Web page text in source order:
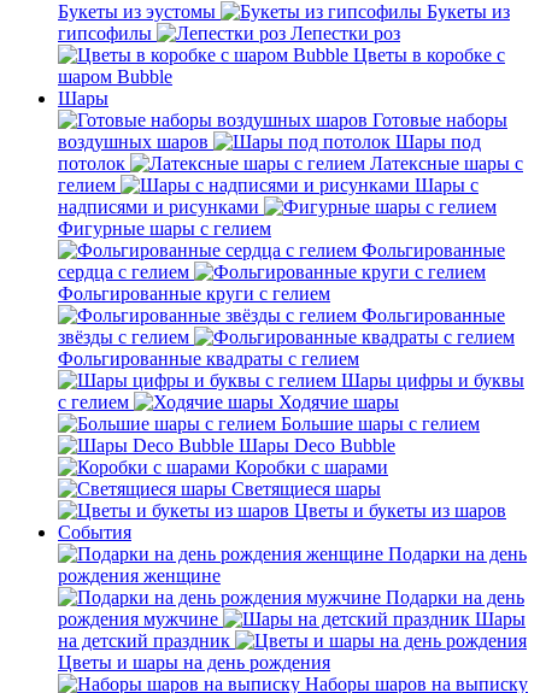
Букеты из эустомы
Букеты из
гипсофилы
Лепестки роз
Цветы в коробке с
шаром Bubble
Шары
Готовые наборы
воздушных шаров
Шары под
потолок
Латексные шары с
гелием
Шары с
надписями и рисунками
Фигурные шары с гелием
Фольгированные
сердца с гелием
Фольгированные круги с гелием
Фольгированные
звёзды с гелием
Фольгированные квадраты с гелием
Шары цифры и буквы
с гелием
Ходячие шары
Большие шары с гелием
Шары Deco Bubble
Коробки с шарами
Светящиеся шары
Цветы и букеты из шаров
События
Подарки на день
рождения женщине
Подарки на день
рождения мужчине
Шары
на детский праздник
Цветы и шары на день рождения
Наборы шаров на выписку